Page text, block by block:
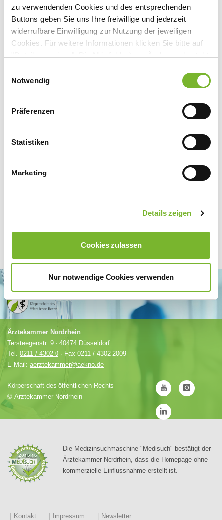
zu verwendenden Cookies und des entsprechenden
Buttons geben Sie uns Ihre freiwillige und jederzeit
widerrufbare Einwilligung zur Nutzung der jeweiligen
Cookies. Für weitere Informationen klicken Sie bitte auf
Datenschutzerklärung
Notwendig
Präferenzen
Statistiken
Marketing
Details zeigen
Cookies zulassen
Nur notwendige Cookies verwenden
02171/39 49 754
Fax:
02171/34 15 23
Zurück zur Übersicht
Anbieter.
Ärztekammer Nordrhein
Tersteegenstr. 9 · 40474 Düsseldorf
Tel. 0211 / 4302-0 · Fax 0211 / 4302 2009
E-Mail: aerztekammer@aekno.de
Körperschaft des öffentlichen Rechts
© Ärztekammer Nordrhein
Die Medizinsuchmaschine "Medisuch" bestätigt der
Ärztekammer Nordrhein, dass die Homepage ohne
kommerzielle Einflussnahme erstellt ist.
Kontakt Impressum Newsletter